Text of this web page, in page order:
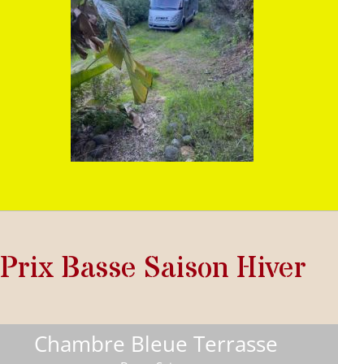
Prix Basse Saison Hiver
Chambre Bleue Terrasse